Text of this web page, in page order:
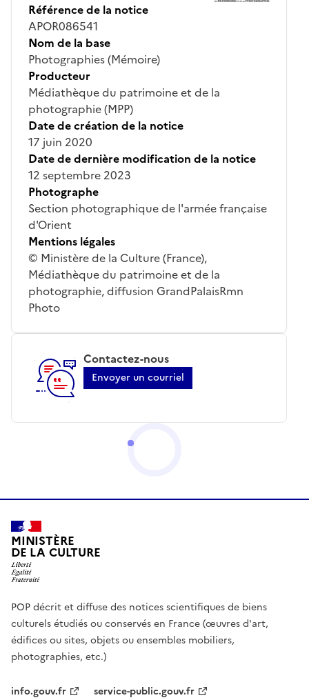
Référence de la notice
APOR086541
Nom de la base
Photographies (Mémoire)
Producteur
Médiathèque du patrimoine et de la
photographie (MPP)
Date de création de la notice
17 juin 2020
Date de dernière modification de la notice
12 septembre 2023
Photographe
Section photographique de l'armée française
d'Orient
Mentions légales
© Ministère de la Culture (France),
Médiathèque du patrimoine et de la
photographie, diffusion GrandPalaisRmn
Photo
Contactez-nous
Envoyer un courriel
MINISTÈRE
DE LA CULTURE
POP décrit et diffuse des notices scientifiques de biens
culturels étudiés ou conservés en France (œuvres d'art,
édifices ou sites, objets ou ensembles mobiliers,
photographies, etc.)
info.gouv.fr service-public.gouv.fr